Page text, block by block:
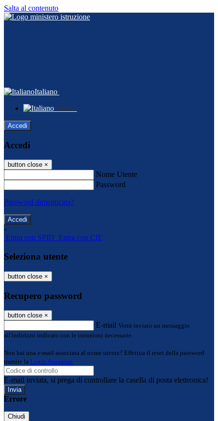
Salta al contenuto
Italiano
Italiano
Accedi
Accedi
button close ×
Nome Utente
Password
Password dimenticata?
-
Entra con SPID Entra con CIE
Seleziona utente
button close ×
Recupero password
button close ×
E-mail Verrà inviato un messaggio
all'indirizzo indicato con le istruzioni necessarie.
Non hai una e-mail associata al nome utente? Effettua il reset della password
tramite la Login Spaggiari
E-mail inviata, si prega di controllare la casella di posta elettronica!
Errore
Chiudi